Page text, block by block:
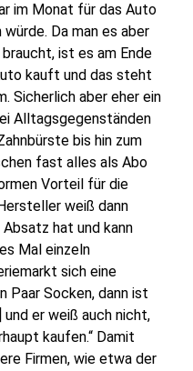
im Monat für das Auto
Da man es aber
ist es am Ende
kauft und das steht
Sicherlich aber eher ein
Alltagsgegenständen
bis hin zum
fast alles als Abo
Vorteil für die
weiß dann
hat und kann
Mal einzeln
sich eine
Paar Socken, dann ist
er weiß auch nicht,
kaufen.“ Damit
Firmen, wie etwa der